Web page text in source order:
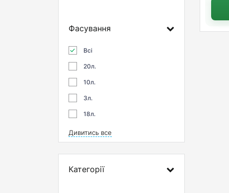
Фасування
Всі
20л.
10л.
3л.
18л.
Дивитись все
Категорії